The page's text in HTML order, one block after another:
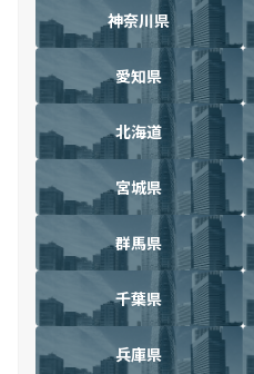
神奈川県
愛知県
北海道
宮城県
群馬県
千葉県
兵庫県